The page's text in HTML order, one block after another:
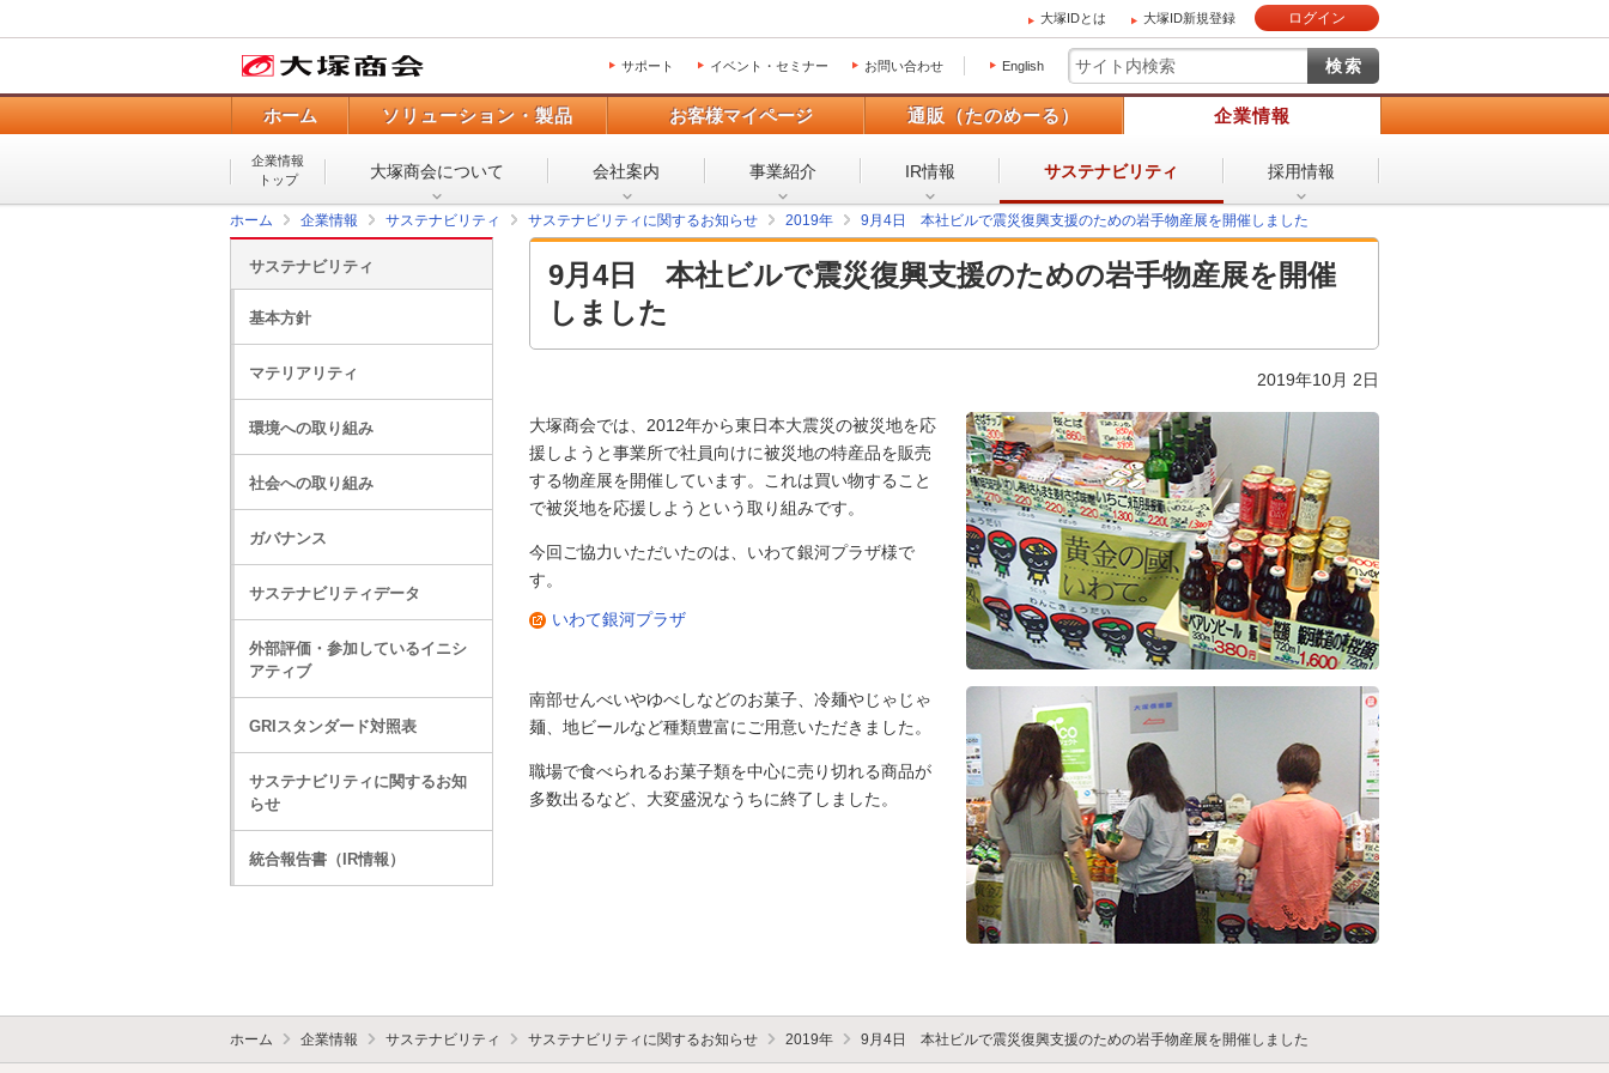
大塚IDとは 大塚ID新規登録 ログイン
サポート イベント・セミナー お問い合わせ English
ホーム ソリューション・製品 お客様マイページ 通販（たのめーる） 企業情報
企業情報
トップ
大塚商会について 会社案内 事業紹介 IR情報 サステナビリティ 採用情報
ホーム 企業情報 サステナビリティ サステナビリティに関するお知らせ 2019年 9月4日 本社ビルで震災復興支援のための岩手物産展を開催しました
9月4日 本社ビルで震災復興支援のための岩手物産展を開催
しました
2019年10月 2日
大塚商会では、2012年から東日本大震災の被災地を応
援しようと事業所で社員向けに被災地の特産品を販売
する物産展を開催しています。これは買い物すること
で被災地を応援しようという取り組みです。
今回ご協力いただいたのは、いわて銀河プラザ様で
す。
いわて銀河プラザ
南部せんべいやゆべしなどのお菓子、冷麺やじゃじゃ
麺、地ビールなど種類豊富にご用意いただきました。
職場で食べられるお菓子類を中心に売り切れる商品が
多数出るなど、大変盛況なうちに終了しました。
サステナビリティ
基本方針
マテリアリティ
環境への取り組み
社会への取り組み
ガバナンス
サステナビリティデータ
外部評価・参加しているイニシ
アティブ
GRIスタンダード対照表
サステナビリティに関するお知
らせ
統合報告書（IR情報）
ホーム 企業情報 サステナビリティ サステナビリティに関するお知らせ 2019年 9月4日 本社ビルで震災復興支援のための岩手物産展を開催しました